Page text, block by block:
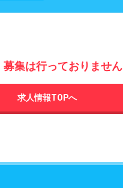
募集は行っておりません
求人情報TOPへ